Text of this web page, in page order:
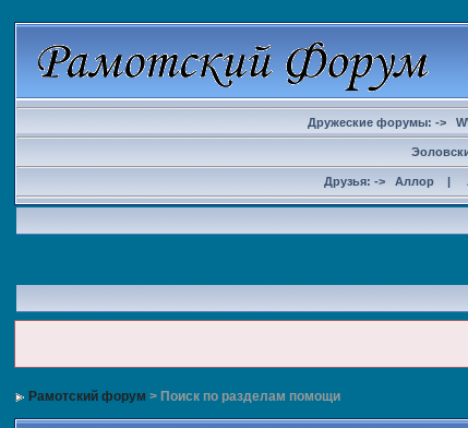
Дружеские форумы: ->
Друзья: -> Аллор |
Рамотский форум > Поиск по разделам помощи